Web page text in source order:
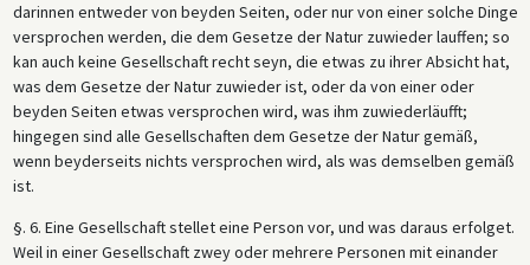
darinnen entweder von beyden Seiten, oder nur von einer solche Dinge
versprochen werden, die dem Gesetze der Natur zuwieder lauffen; so
kan auch keine Gesellschaft recht seyn, die etwas zu ihrer Absicht hat,
was dem Gesetze der Natur zuwieder ist, oder da von einer oder
beyden Seiten etwas versprochen wird, was ihm zuwiederläufft;
hingegen sind alle Gesellschaften dem Gesetze der Natur gemäß,
wenn beyderseits nichts versprochen wird, als was demselben gemäß
ist.
§. 6. Eine Gesellschaft stellet eine Person vor, und was daraus erfolget.
Weil in einer Gesellschaft zwey oder mehrere Personen mit einander